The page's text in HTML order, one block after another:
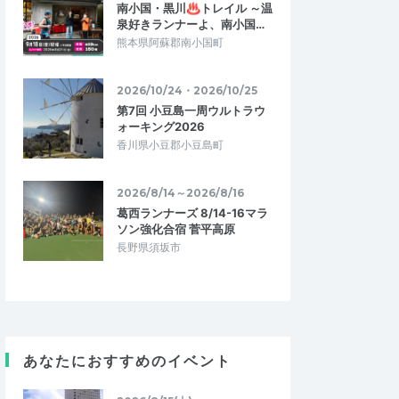
南小国・黒川♨トレイル ～温
泉好きランナーよ、南小国…
熊本県阿蘇郡南小国町
2026/10/24・2026/10/25
第7回 小豆島一周ウルトラウ
ォーキング2026
香川県小豆郡小豆島町
2026/8/14～2026/8/16
葛西ランナーズ 8/14-16マラ
ソン強化合宿 菅平高原
長野県須坂市
あなたにおすすめのイベント